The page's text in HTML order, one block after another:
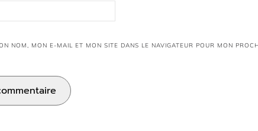
NOM, MON E-MAIL ET MON SITE DANS LE NAVIGATEUR POUR MON